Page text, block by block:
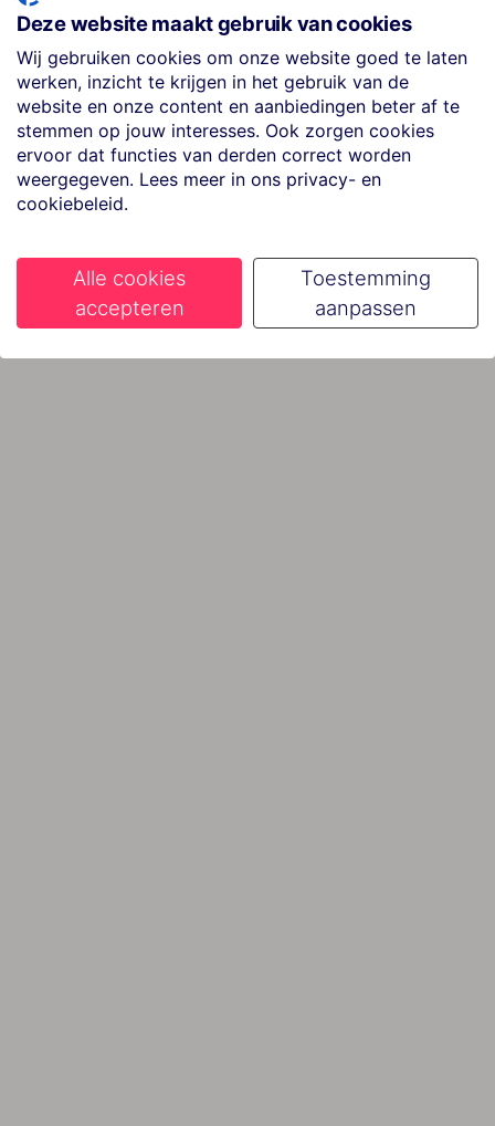
Deze website maakt gebruik van cookies
Wij gebruiken cookies om onze website goed te laten
werken, inzicht te krijgen in het gebruik van de
website en onze content en aanbiedingen beter af te
stemmen op jouw interesses. Ook zorgen cookies
ervoor dat functies van derden correct worden
weergegeven. Lees meer in ons privacy- en
cookiebeleid.
Alle cookies
accepteren
Toestemming
aanpassen